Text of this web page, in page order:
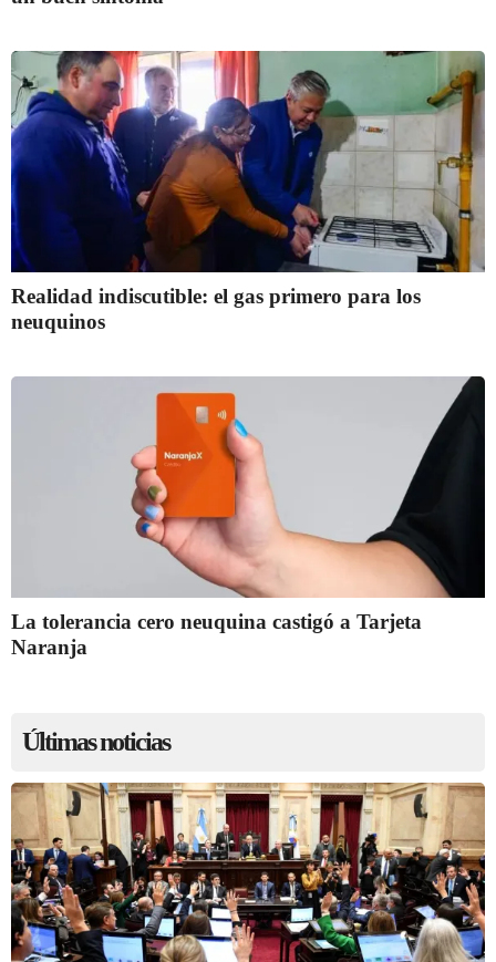
Realidad indiscutible: el gas primero para los
neuquinos
La tolerancia cero neuquina castigó a Tarjeta
Naranja
Últimas noticias